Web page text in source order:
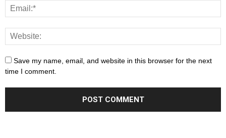
Save my name, email, and website in this browser for the next
time I comment.